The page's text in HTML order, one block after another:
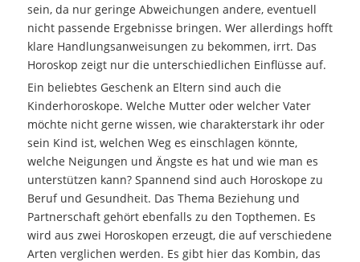
sein, da nur geringe Abweichungen andere, eventuell
nicht passende Ergebnisse bringen. Wer allerdings hofft
klare Handlungsanweisungen zu bekommen, irrt. Das
Horoskop zeigt nur die unterschiedlichen Einflüsse auf.
Ein beliebtes Geschenk an Eltern sind auch die
Kinderhoroskope. Welche Mutter oder welcher Vater
möchte nicht gerne wissen, wie charakterstark ihr oder
sein Kind ist, welchen Weg es einschlagen könnte,
welche Neigungen und Ängste es hat und wie man es
unterstützen kann? Spannend sind auch Horoskope zu
Beruf und Gesundheit. Das Thema Beziehung und
Partnerschaft gehört ebenfalls zu den Topthemen. Es
wird aus zwei Horoskopen erzeugt, die auf verschiedene
Arten verglichen werden. Es gibt hier das Kombin, das